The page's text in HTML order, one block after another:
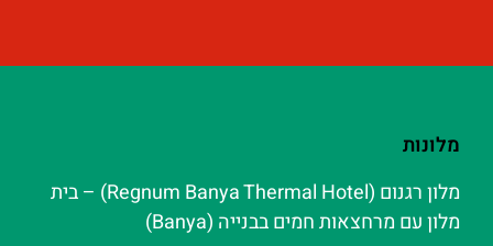
מלונות
מלון רגנום (Regnum Banya Thermal Hotel) – בית
מלון עם מרחצאות חמים בבנייה (Banya)